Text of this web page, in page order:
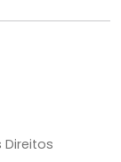
Direitos